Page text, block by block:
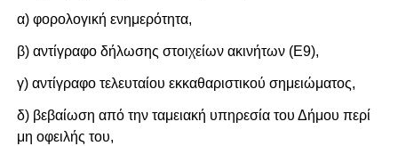
α) φορολογική ενημερότητα,
β) αντίγραφο δήλωσης στοιχείων ακινήτων (Ε9),
γ) αντίγραφο τελευταίου εκκαθαριστικού σημειώματος,
δ) βεβαίωση από την ταμειακή υπηρεσία του Δήμου περί
μη οφειλής του,